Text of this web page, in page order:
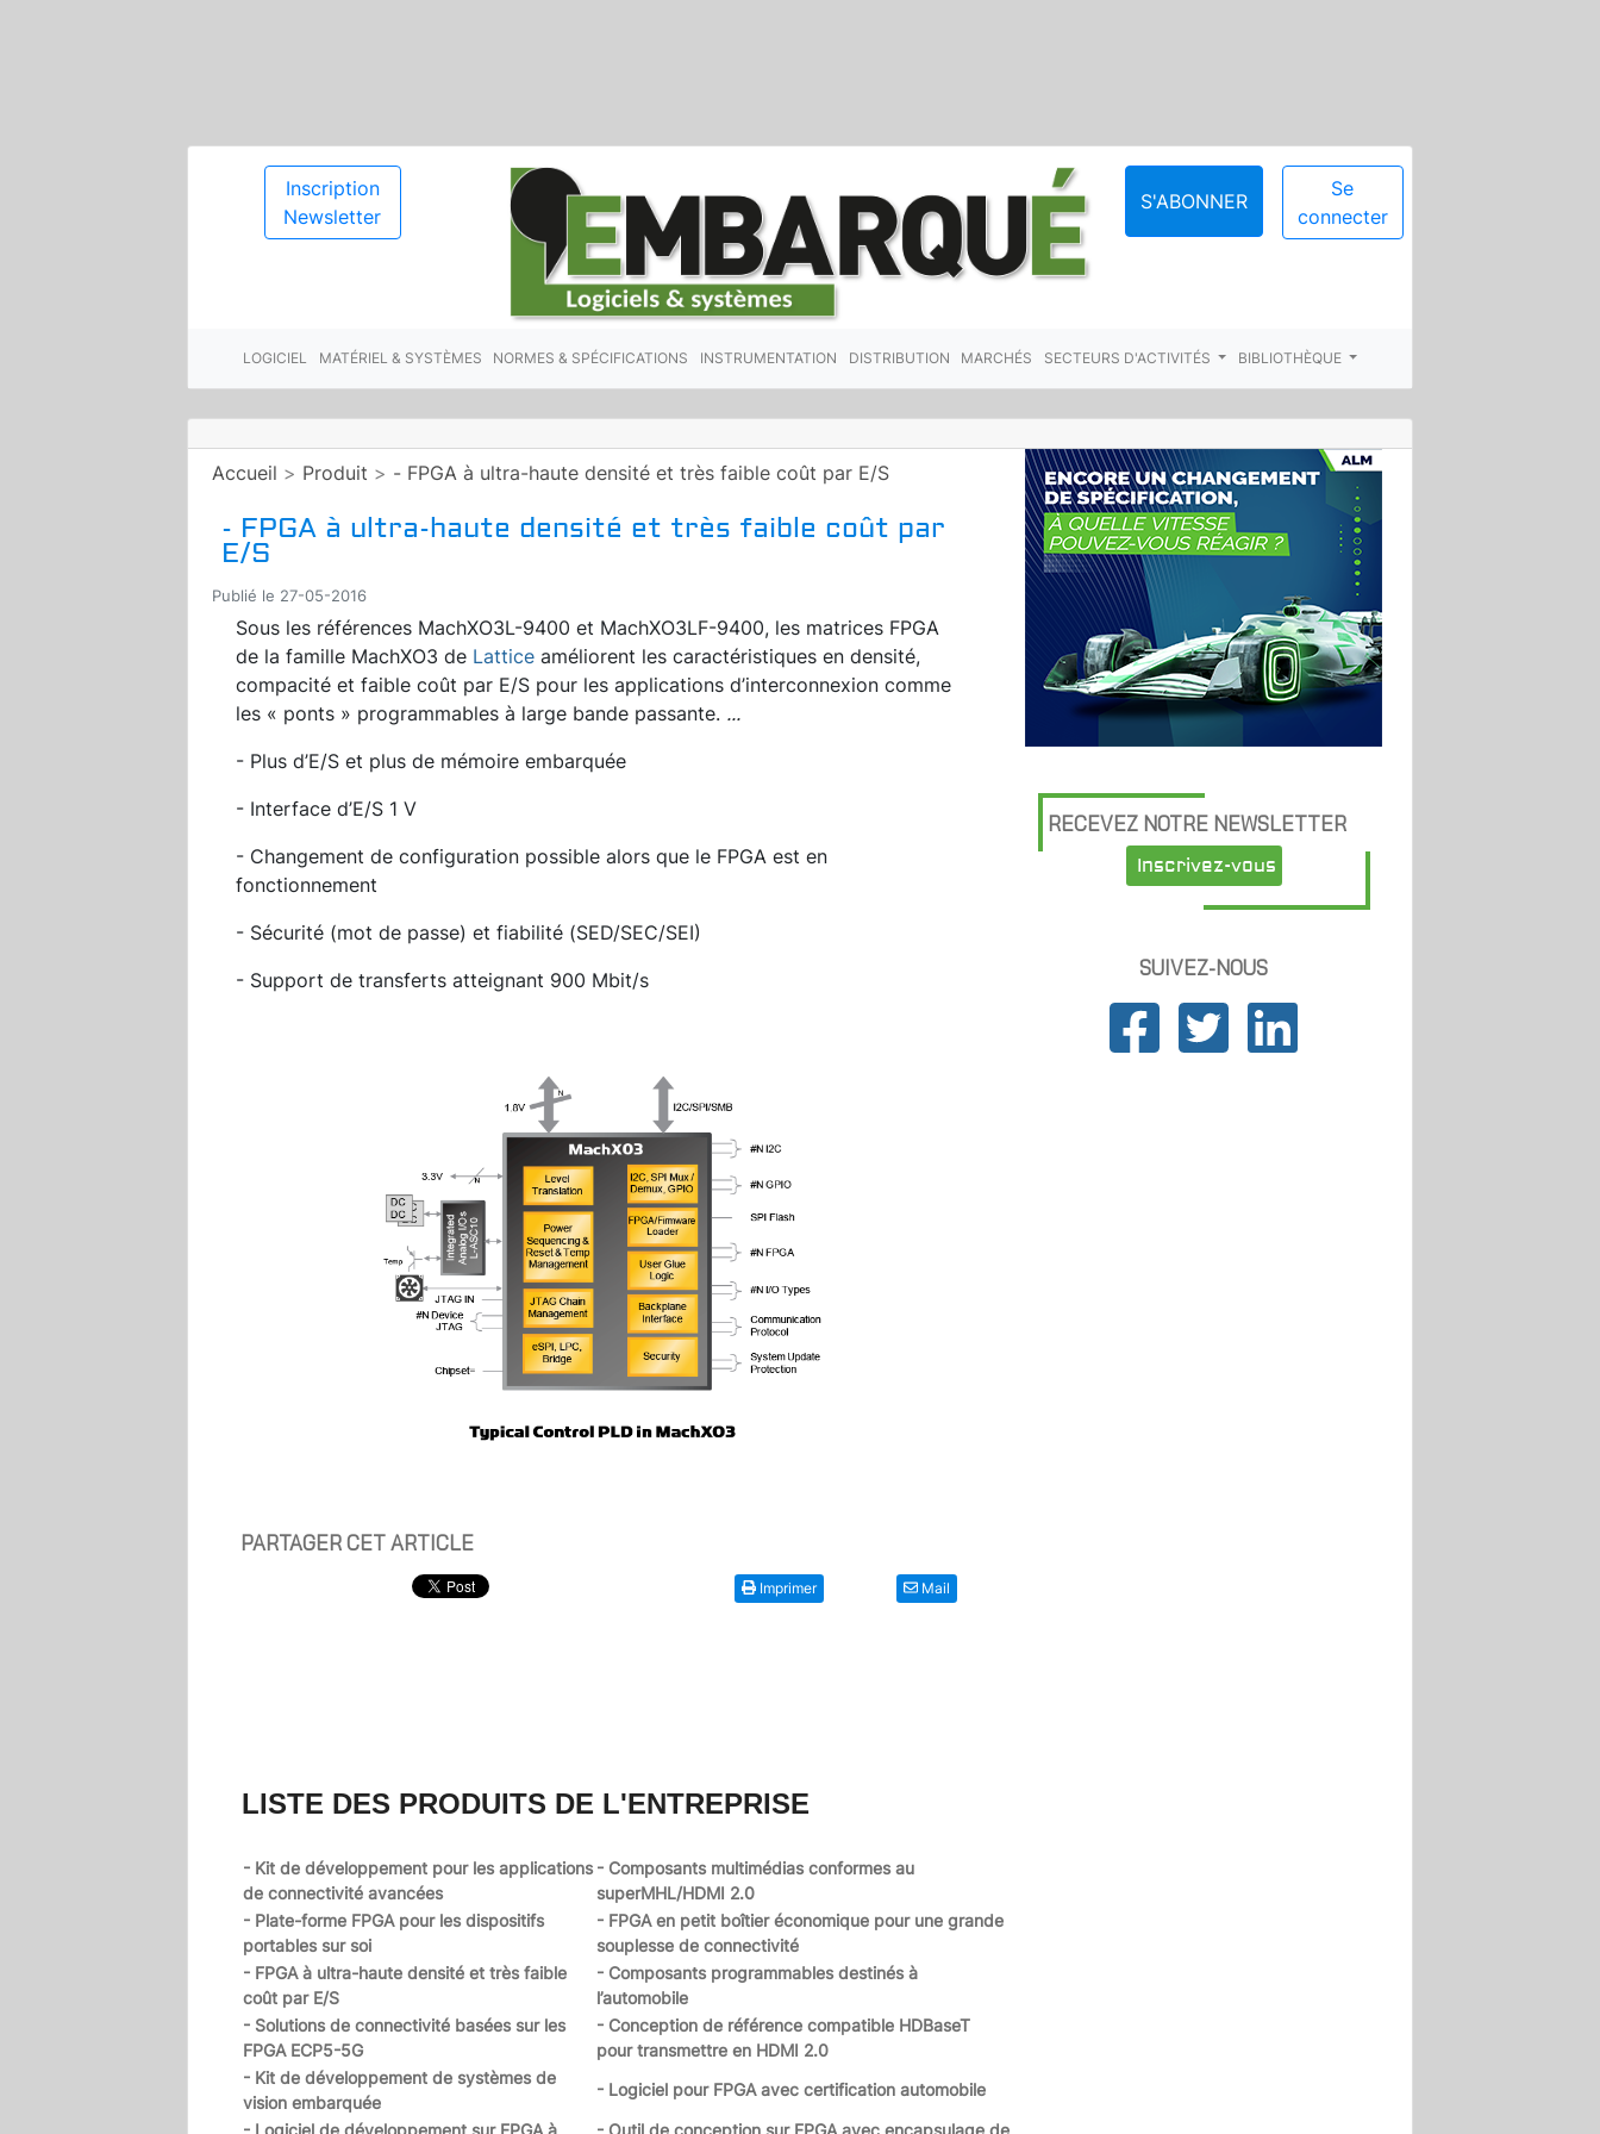
Inscription
Newsletter
S'ABONNER
Se
connecter
LOGICIEL MATÉRIEL & SYSTÈMES NORMES & SPÉCIFICATIONS INSTRUMENTATION DISTRIBUTION MARCHÉS SECTEURS D'ACTIVITÉS BIBLIOTHÈQUE
Accueil > Produit > - FPGA à ultra-haute densité et très faible coût par E/S
- FPGA à ultra-haute densité et très faible coût par
E/S
Publié le 27-05-2016
Sous les références MachXO3L-9400 et MachXO3LF-9400, les matrices FPGA
de la famille MachXO3 de Lattice améliorent les caractéristiques en densité,
compacité et faible coût par E/S pour les applications d’interconnexion comme
les « ponts » programmables à large bande passante. ...
- Plus d’E/S et plus de mémoire embarquée
- Interface d’E/S 1 V
- Changement de configuration possible alors que le FPGA est en
fonctionnement
- Sécurité (mot de passe) et fiabilité (SED/SEC/SEI)
- Support de transferts atteignant 900 Mbit/s
PARTAGER CET ARTICLE
Imprimer Mail
LISTE DES PRODUITS DE L'ENTREPRISE
- Kit de développement pour les applications
de connectivité avancées
- Composants multimédias conformes au
superMHL/HDMI 2.0
- Plate-forme FPGA pour les dispositifs
portables sur soi
- FPGA en petit boîtier économique pour une grande
souplesse de connectivité
- FPGA à ultra-haute densité et très faible
coût par E/S
- Composants programmables destinés à
l’automobile
- Solutions de connectivité basées sur les
FPGA ECP5-5G
- Conception de référence compatible HDBaseT
pour transmettre en HDMI 2.0
- Kit de développement de systèmes de
vision embarquée
- Logiciel pour FPGA avec certification automobile
- Logiciel de développement sur FPGA à
- Outil de conception sur FPGA avec encapsulage de
RECEVEZ NOTRE NEWSLETTER
Inscrivez-vous
SUIVEZ-NOUS